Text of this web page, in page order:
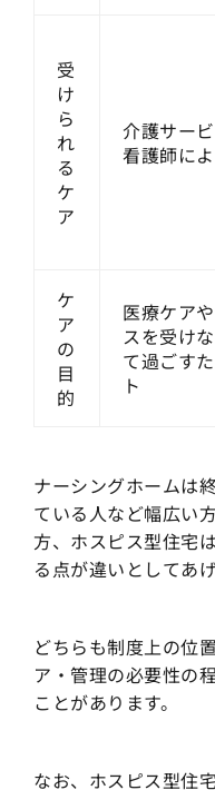
受
け
ら
れ
る
ケ
ア
介護サー
看護師に
ケ
ア
の
目
的
医療ケア
スを受け
て過ごす
ト
ナーシングホームは
ている人など幅広い
方、ホスピス型住宅
る点が違いとしてあ
どちらも制度上の位
ア・管理の必要性の
ことがあります。
なお、ホスピス型住